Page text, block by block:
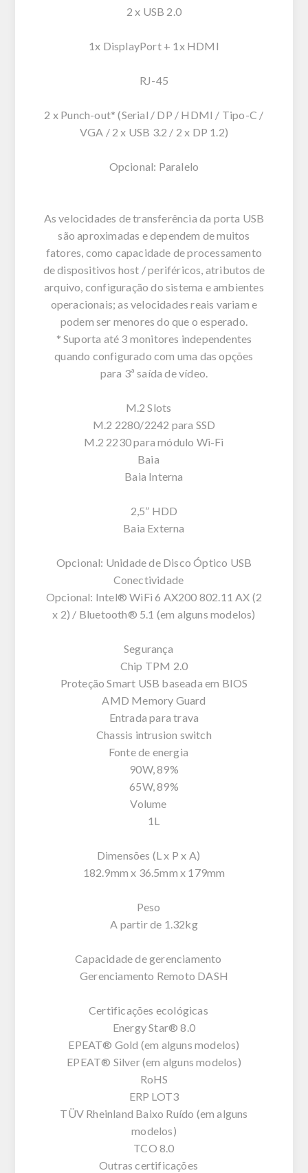
2 x USB 2.0
1x DisplayPort + 1x HDMI
RJ-45
2 x Punch-out* (Serial / DP / HDMI / Tipo-C /
VGA / 2 x USB 3.2 / 2 x DP 1.2)
Opcional: Paralelo
As velocidades de transferência da porta USB
são aproximadas e dependem de muitos
fatores, como capacidade de processamento
de dispositivos host / periféricos, atributos de
arquivo, configuração do sistema e ambientes
operacionais; as velocidades reais variam e
podem ser menores do que o esperado.
* Suporta até 3 monitores independentes
quando configurado com uma das opções
para 3ª saída de vídeo.
M.2 Slots
M.2 2280/2242 para SSD
M.2 2230 para módulo Wi-Fi
Baia
Baia Interna
2,5” HDD
Baia Externa
Opcional: Unidade de Disco Óptico USB
Conectividade
Opcional: Intel® WiFi 6 AX200 802.11 AX (2
x 2) / Bluetooth® 5.1 (em alguns modelos)
Segurança
Chip TPM 2.0
Proteção Smart USB baseada em BIOS
AMD Memory Guard
Entrada para trava
Chassis intrusion switch
Fonte de energia
90W, 89%
65W, 89%
Volume
1L
Dimensões (L x P x A)
182.9mm x 36.5mm x 179mm
Peso
A partir de 1.32kg
Capacidade de gerenciamento
Gerenciamento Remoto DASH
Certificações ecológicas
Energy Star® 8.0
EPEAT® Gold (em alguns modelos)
EPEAT® Silver (em alguns modelos)
RoHS
ERP LOT3
TÜV Rheinland Baixo Ruído (em alguns
modelos)
TCO 8.0
Outras certificações